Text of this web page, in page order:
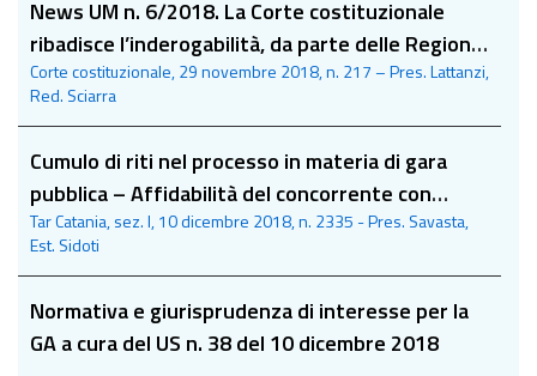
News UM n. 6/2018. La Corte costituzionale
ribadisce l’inderogabilità, da parte delle Regioni,
delle norme statali sulla protezione della fauna
selvatica
Corte costituzionale, 29 novembre 2018, n. 217 – Pres. Lattanzi,
Red. Sciarra
Cumulo di riti nel processo in materia di gara
pubblica – Affidabilità del concorrente con
risoluzioni contrattuali
Tar Catania, sez. I, 10 dicembre 2018, n. 2335 - Pres. Savasta,
Est. Sidoti
Normativa e giurisprudenza di interesse per la
GA a cura del US n. 38 del 10 dicembre 2018